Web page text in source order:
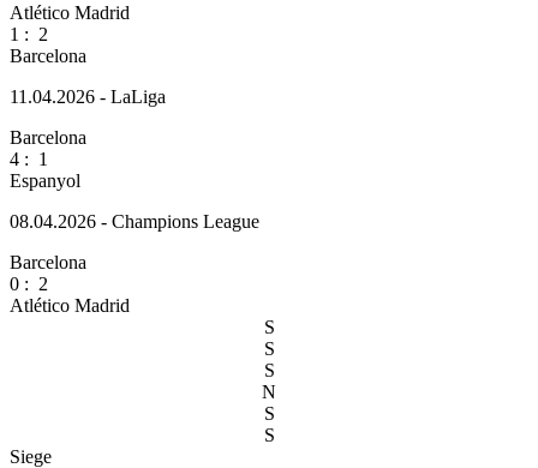
Atlético Madrid
1 : 2
Barcelona
11.04.2026 - LaLiga
Barcelona
4 : 1
Espanyol
08.04.2026 - Champions League
Barcelona
0 : 2
Atlético Madrid
S
S
S
N
S
S
Siege